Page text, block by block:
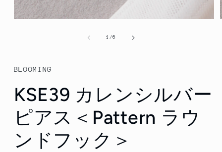
1 /of
6
BLOOMING
KSE39 カレンシルバー
ピアス＜Pattern ラウ
ンドフック＞